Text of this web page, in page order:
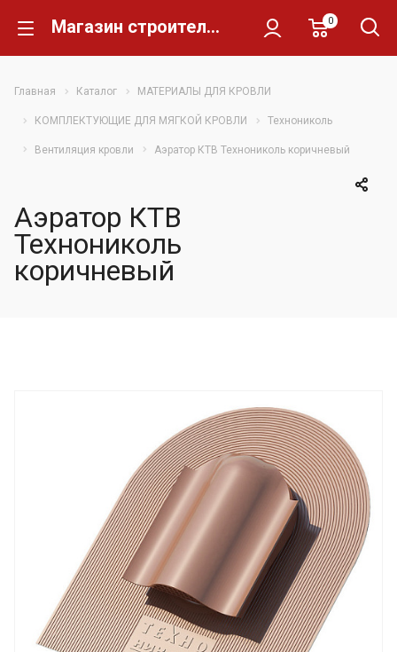
Магазин строительных материалов Склад Кирпича 0
Главная Каталог МАТЕРИАЛЫ ДЛЯ КРОВЛИ
КОМПЛЕКТУЮЩИЕ ДЛЯ МЯГКОЙ КРОВЛИ Технониколь
Вентиляция кровли Аэратор КТВ Технониколь коричневый
Аэратор КТВ
Технониколь
коричневый